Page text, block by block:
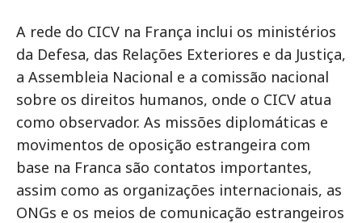
A rede do CICV na França inclui os ministérios
da Defesa, das Relações Exteriores e da Justiça,
a Assembleia Nacional e a comissão nacional
sobre os direitos humanos, onde o CICV atua
como observador. As missões diplomáticas e
movimentos de oposição estrangeira com
base na Franca são contatos importantes,
assim como as organizações internacionais, as
ONGs e os meios de comunicação estrangeiros